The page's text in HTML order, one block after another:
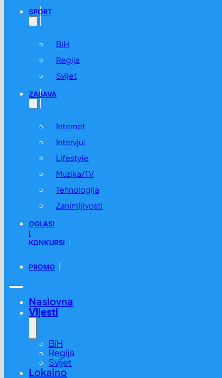
SPORT
BiH
Regija
Svijet
ZABAVA
Internet
Intervjui
Lifestyle
Muzika/TV
Tehnologija
Zanimljivosti
OGLASI
I
KONKURSI
PROMO
Naslovna
Vijesti
BiH
Regija
Svijet
Lokalno